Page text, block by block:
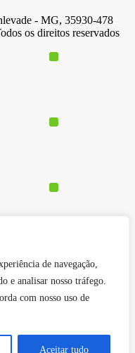
de navegação,
e analisar nosso tráfego.
com nosso uso de
Aceitar tudo
- MG, 35930-478
os direitos reservados